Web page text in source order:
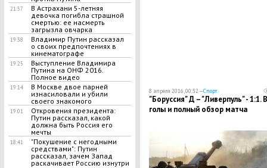
21:57
В Астрахани 5-летняя
девочка погибла страшной
смертью: ее насмерть
загрызла овчарка
19:38
Владимир Путин рассказал
о своих предпочтениях в
кинематографе
19:25
Выступление Владимира
Путина на ОНФ 2016.
Полное видео
19:14
В Москве двое парней
изнасиловали и убили
своего знакомого
19:01
Откровения президента:
Путин рассказал, какой
должна быть Россия его
мечты
18:41
"Покушение с негодными
средствами": Путин
рассказал, зачем Запад
раскачивает Россию изнутри
8 апреля 2016, 00:32 —Спорт
"​Боруссия" Д – "Ливерпуль" - 1:1.
голы и полный обзор матча